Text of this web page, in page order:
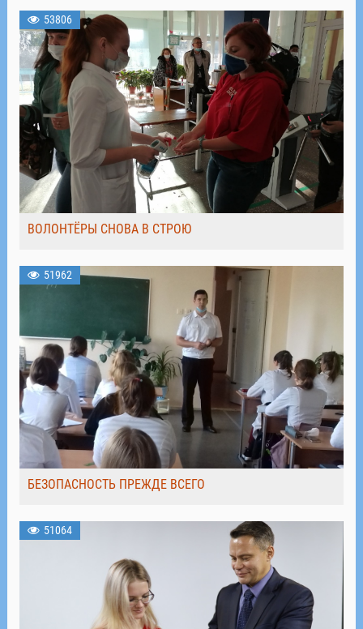
53806
ВОЛОНТЁРЫ СНОВА В СТРОЮ
51962
БЕЗОПАСНОСТЬ ПРЕЖДЕ ВСЕГО
51064